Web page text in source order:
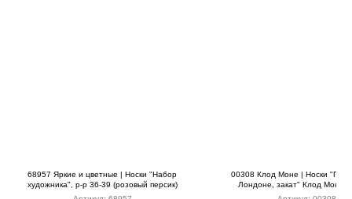
68957 Яркие и цветные | Носки "Набор
художника", р-р 36-39 (розовый персик)
00308 Клод Моне | Носки
Лондоне, закат" Клод Моне